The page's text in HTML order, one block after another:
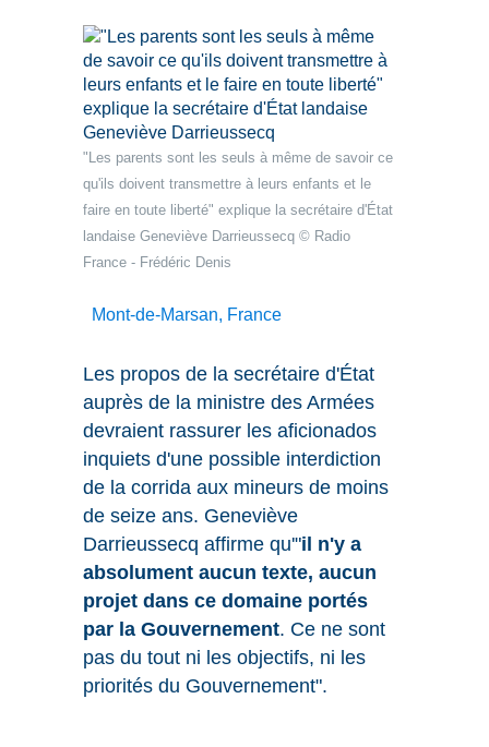
"Les parents sont les seuls à même de savoir ce
qu'ils doivent transmettre à leurs enfants et le
faire en toute liberté" explique la secrétaire d'État
landaise Geneviève Darrieussecq © Radio
France - Frédéric Denis
Mont-de-Marsan, France
Les propos de la secrétaire d'État
auprès de la ministre des Armées
devraient rassurer les aficionados
inquiets d'une possible interdiction
de la corrida aux mineurs de moins
de seize ans. Geneviève
Darrieussecq affirme qu'"il n'y a
absolument aucun texte, aucun
projet dans ce domaine portés
par la Gouvernement. Ce ne sont
pas du tout ni les objectifs, ni les
priorités du Gouvernement".